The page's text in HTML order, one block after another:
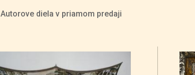
Autorove diela v priamom predaji